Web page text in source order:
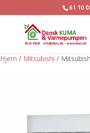
61 10
Hjem / Mitsubishi /